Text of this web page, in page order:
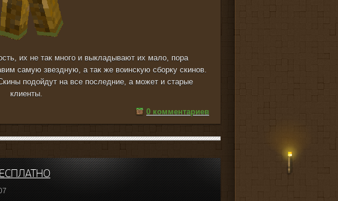
их не так много и выкладывают их мало, пора
самую звездную, а так же воинскую сборку скинов.
подойдут на все последние, а может и старые
клиенты.
0 комментариев